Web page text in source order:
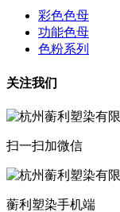
彩色色母
功能色母
色粉系列
关注我们
扫一扫加微信
蘅利塑染手机端